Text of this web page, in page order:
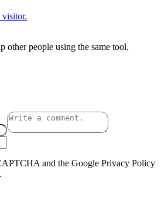
visitor.
other people using the same tool.
and the Google Privacy Policy